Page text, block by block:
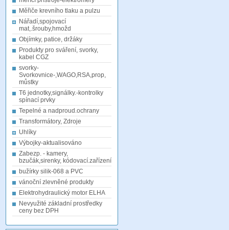
Měřiče krevního tlaku a pulzu
Nářadí,spojovací
mat,.šrouby,hmožd
Objímky, patice, držáky
Produkty pro sváření, svorky,
kabel CGZ
svorky-
Svorkovnice-,WAGO,RSA,prop,
můstky
T6 jednotky,signálky.-kontrolky
spínací prvky
Tepelné a nadproud.ochrany
Transformátory, Zdroje
Uhlíky
Výbojky-aktualisováno
Zabezp. - kamery,
bzučák,sirenky, kódovací.zařízení
bužírky silik-068 a PVC
vánoční zlevněné produkty
Elektrohydraulický motor ELHA
Nevyužité základní prostředky
ceny bez DPH